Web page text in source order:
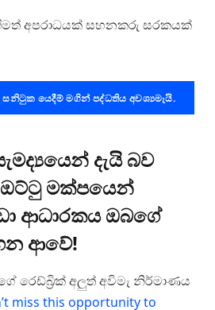
අපරාධයක් සහනකරු සරකයක්
සනිටුක යෙදීම් මගින් පද්ධතිය අවශ්‍යමැයි.
දැයි බව
ඔට්ටු මක්පයෙන්
ආධාරකය ඔබගේ
ආවේ!
රෙඩ්බ්‍රික් අලුත් අවිමැ නිර්මාණය
miss this opportunity to